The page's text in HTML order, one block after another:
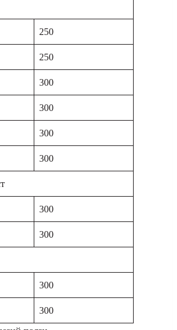
250
250
300
300
300
300
300
300
300
300